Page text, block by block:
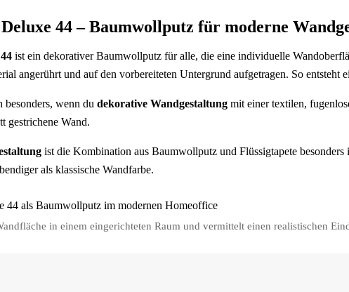
44 – Baumwollputz für moderne
ist ein dekorativer Baumwollputz für alle, die eine individuelle
angerührt und auf den vorbereiteten Untergrund aufgetragen. So entsteht
besonders, wenn du dekorative Wandgestaltung mit einer textilen,
gestrichene Wand.
ist die Kombination aus Baumwollputz und Flüssigtapete
als klassische Wandfarbe.
in einem eingerichteten Raum und vermittelt einen realistischen